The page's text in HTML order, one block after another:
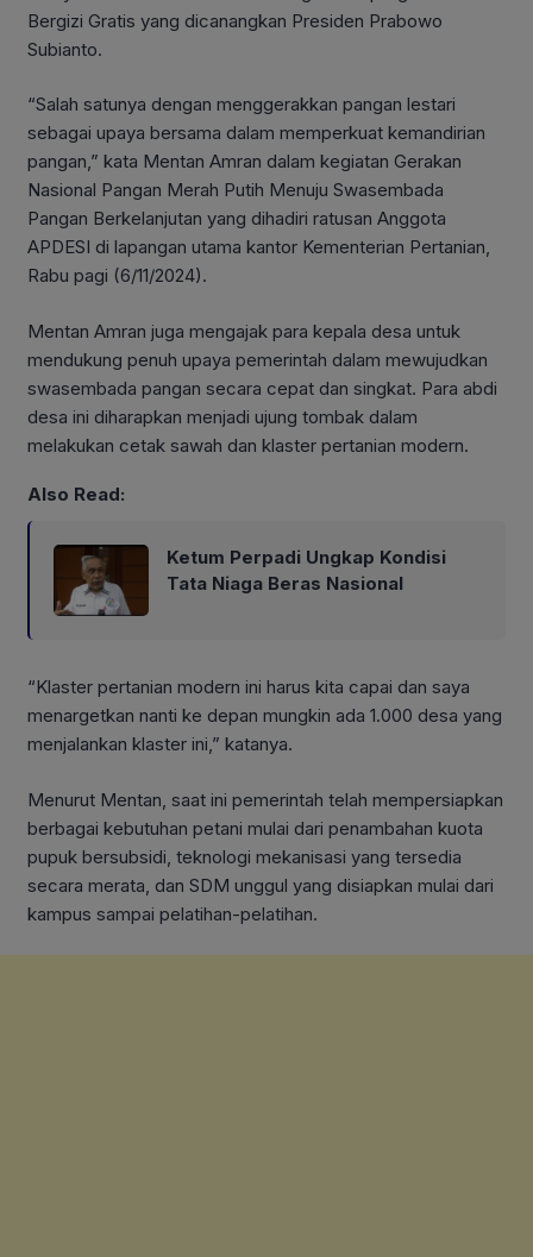
Bergizi Gratis yang dicanangkan Presiden Prabowo
Subianto.
“Salah satunya dengan menggerakkan pangan lestari
sebagai upaya bersama dalam memperkuat kemandirian
pangan,” kata Mentan Amran dalam kegiatan Gerakan
Nasional Pangan Merah Putih Menuju Swasembada
Pangan Berkelanjutan yang dihadiri ratusan Anggota
APDESI di lapangan utama kantor Kementerian Pertanian,
Rabu pagi (6/11/2024).
Mentan Amran juga mengajak para kepala desa untuk
mendukung penuh upaya pemerintah dalam mewujudkan
swasembada pangan secara cepat dan singkat. Para abdi
desa ini diharapkan menjadi ujung tombak dalam
melakukan cetak sawah dan klaster pertanian modern.
Also Read:
Ketum Perpadi Ungkap Kondisi
Tata Niaga Beras Nasional
“Klaster pertanian modern ini harus kita capai dan saya
menargetkan nanti ke depan mungkin ada 1.000 desa yang
menjalankan klaster ini,” katanya.
Menurut Mentan, saat ini pemerintah telah mempersiapkan
berbagai kebutuhan petani mulai dari penambahan kuota
pupuk bersubsidi, teknologi mekanisasi yang tersedia
secara merata, dan SDM unggul yang disiapkan mulai dari
kampus sampai pelatihan-pelatihan.